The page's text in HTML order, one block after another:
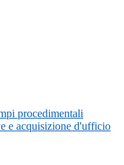
procedimentali
e acquisizione d'ufficio